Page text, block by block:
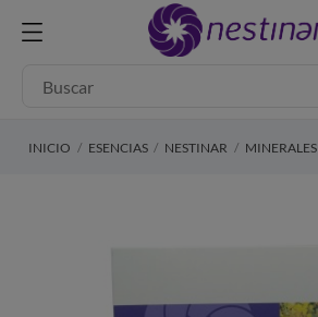
INICIO ESENCIAS NESTINAR MINERALES